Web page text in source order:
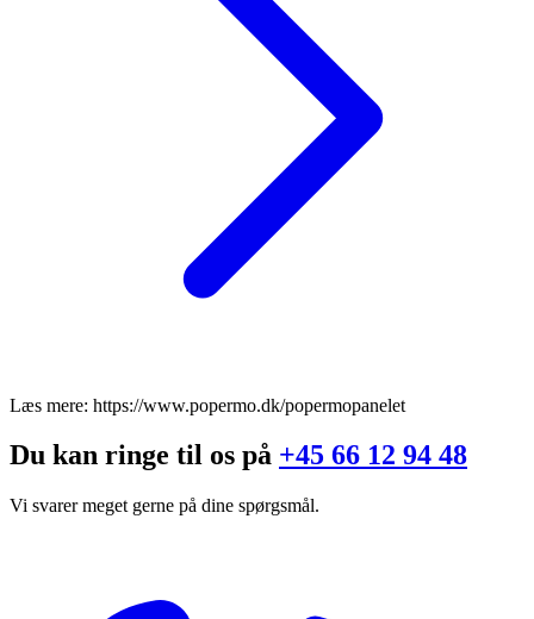
Læs mere: https://www.popermo.dk/popermopanelet
Du kan ringe til os på +45 66 12 94 48
Vi svarer meget gerne på dine spørgsmål.